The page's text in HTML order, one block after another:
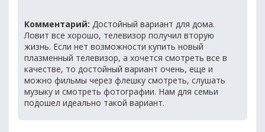
Комментарий: Достойный вариант для дома.
Ловит все хорошо, телевизор получил вторую
жизнь. Если нет возможности купить новый
плазменный телевизор, а хочется смотреть все в
качестве, то достойный вариант очень, еще и
можно фильмы через флешку смотреть, слушать
музыку и смотреть фотографии. Нам для семьи
подошел идеально такой вариант.